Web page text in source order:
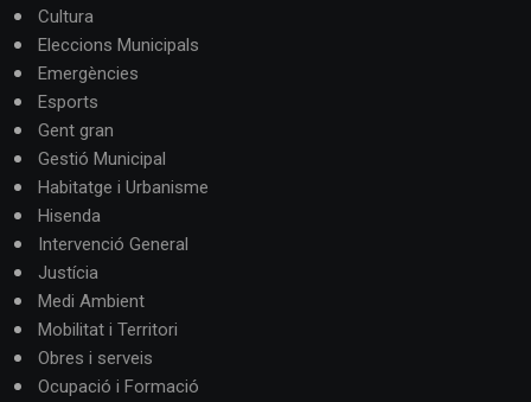
Cultura
Eleccions Municipals
Emergències
Esports
Gent gran
Gestió Municipal
Habitatge i Urbanisme
Hisenda
Intervenció General
Justícia
Medi Ambient
Mobilitat i Territori
Obres i serveis
Ocupació i Formació